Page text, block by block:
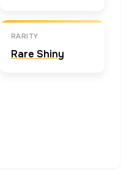
RARITY
Rare Shiny